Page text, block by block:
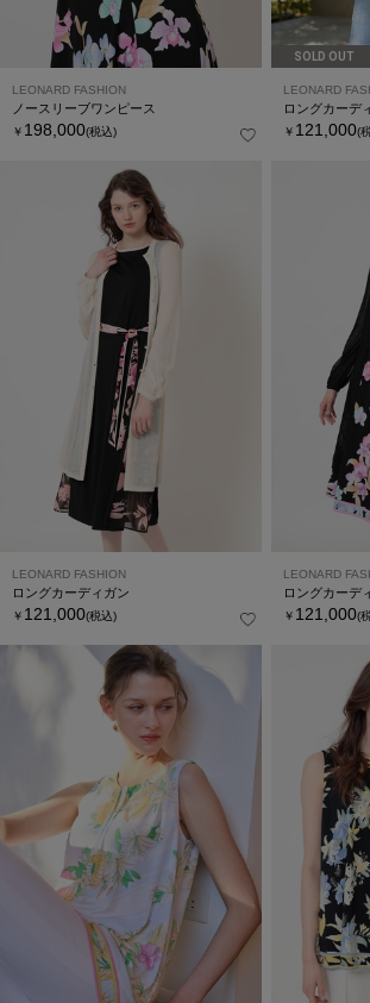
LEONARD FASHION
ノースリーブワンピース
￥ 198,000(税込)
SOLD OUT
LEONARD
ロングカーデ
￥ 121,000(
LEONARD FASHION
ロングカーディガン
￥ 121,000(税込)
LEONARD
ロングカーデ
￥ 121,000(